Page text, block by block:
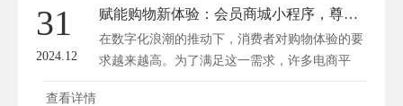
31
2024.12
赋能购物新体验：会员商城小程序，尊享优惠无限
在数字化浪潮的推动下，消费者对购物体验的要
求越来越高。为了满足这一需求，许多电商平
台...
查看详情